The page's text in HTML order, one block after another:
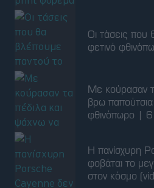
Οι τάσεις που
φετινό
Με κούρασαν
βρω
φθινόπωρο | 6
Η πανίσχυρη
φοβάται το
στον κόσμο